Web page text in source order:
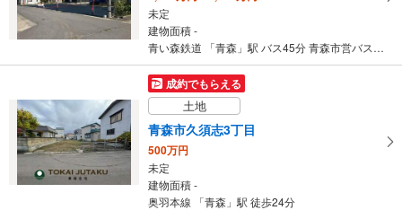
未定
建物面積 -
青い森鉄道 「青森」駅 バス45分 青森市営バス大野山下 バス停下車 徒歩3分
成約でもらえる
土地
青森市久須志3丁目
500万円
未定
建物面積 -
奥羽本線 「青森」駅 徒歩24分